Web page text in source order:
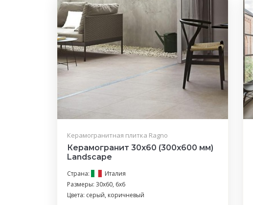
Керамогранитная плитка Ragno
Керамогранит 30x60 (300x600 мм)
Landscape
Страна:
Италия
Размеры: 30x60, 6х6
Цвета: серый, коричневый